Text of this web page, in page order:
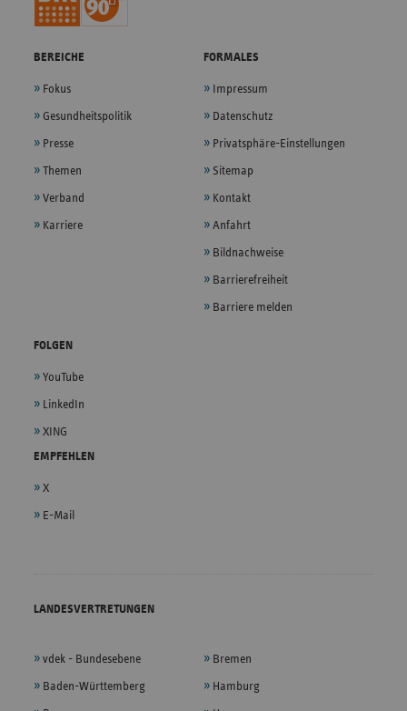
BEREICHE
Fokus
Gesundheitspolitik
Presse
Themen
Verband
Karriere
FORMALES
Impressum
Datenschutz
Privatsphäre-Einstellungen
Sitemap
Kontakt
Anfahrt
Bildnachweise
Barrierefreiheit
Barriere melden
FOLGEN
YouTube
LinkedIn
XING
EMPFEHLEN
X
E-Mail
LANDESVERTRETUNGEN
vdek - Bundesebene
Baden-Württemberg
Bremen
Hamburg